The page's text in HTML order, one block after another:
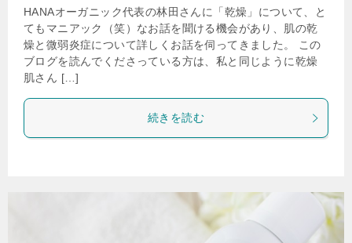
HANAオーガニック代表の林田さんに「乾燥」について、と
てもマニアック（笑）なお話を聞ける機会があり、肌の乾
燥と微弱炎症について詳しくお話を伺ってきました。 この
ブログを読んでくださっている方は、私と同じように乾燥
肌さん […]
続きを読む